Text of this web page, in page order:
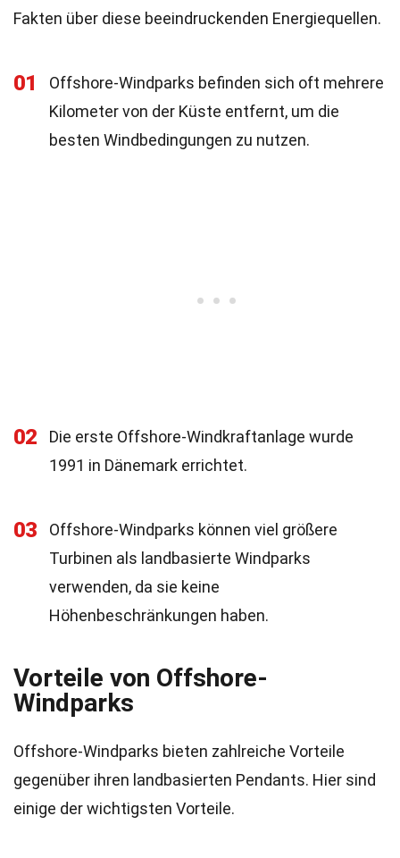
Fakten über diese beeindruckenden Energiequellen.
01
Offshore-Windparks befinden sich oft mehrere
Kilometer von der Küste entfernt, um die
besten Windbedingungen zu nutzen.
02
Die erste Offshore-Windkraftanlage wurde
1991 in Dänemark errichtet.
03
Offshore-Windparks können viel größere
Turbinen als landbasierte Windparks
verwenden, da sie keine
Höhenbeschränkungen haben.
Vorteile von Offshore-
Windparks
Offshore-Windparks bieten zahlreiche Vorteile
gegenüber ihren landbasierten Pendants. Hier sind
einige der wichtigsten Vorteile.